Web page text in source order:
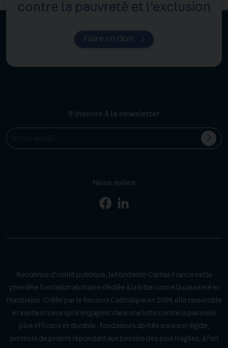
contre la pauvreté et l’exclusion
Faire un don
S'inscrire à la newsletter
Nous suivre
Page Page
Reconnue d'utilité publique, la Fondation Caritas France est la
première fondation abritante dédiée à la lutte contre la pauvreté et
l’exclusion. Créée par le Secours Catholique en 2009, elle rassemble
et soutient ceux qui s’engagent dans une lutte contre la pauvreté
plus efficace et durable : fondateurs abrités sous son égide,
porteurs de projets répondant aux besoins des plus fragiles, à fort